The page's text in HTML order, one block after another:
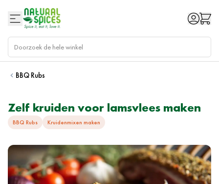
BBQ Rubs
Zelf kruiden voor lamsvlees maken
BBQ Rubs Kruidenmixen maken